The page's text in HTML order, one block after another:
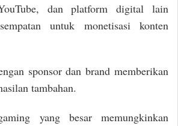
dan platform digital lain
untuk monetisasi konten
sponsor dan brand memberikan
tambahan.
yang besar memungkinkan